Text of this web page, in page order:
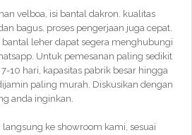
velboa, isi bantal dakron. kualitas
bagus. proses pengerjaan juga cepat.
leher dapat segera menghubungi
Untuk pemesanan paling sedikit
10 hari, kapasitas pabrik besar hingga
paling murah. Diskusikan dengan
anda inginkan.
ke showroom kami, sesuai